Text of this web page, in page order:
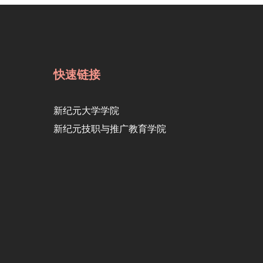
快速链接
新纪元大学学院
新纪元技职与推广教育学院